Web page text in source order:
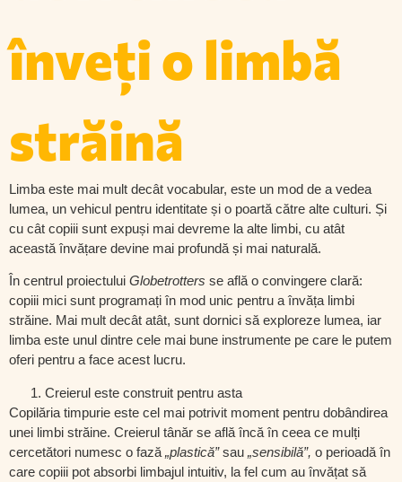
înveți o limbă
străină
Limba este mai mult decât vocabular, este un mod de a vedea
lumea, un vehicul pentru identitate și o poartă către alte culturi. Și
cu cât copiii sunt expuși mai devreme la alte limbi, cu atât
această învățare devine mai profundă și mai naturală.
În centrul proiectului Globetrotters se află o convingere clară:
copiii mici sunt programați în mod unic pentru a învăța limbi
străine. Mai mult decât atât, sunt dornici să exploreze lumea, iar
limba este unul dintre cele mai bune instrumente pe care le putem
oferi pentru a face acest lucru.
Creierul este construit pentru asta
Copilăria timpurie este cel mai potrivit moment pentru dobândirea
unei limbi străine. Creierul tânăr se află încă în ceea ce mulți
cercetători numesc o fază „plastică”sau „sensibilă”, o perioadă în
care copiii pot absorbi limbajul intuitiv, la fel cum au învățat să